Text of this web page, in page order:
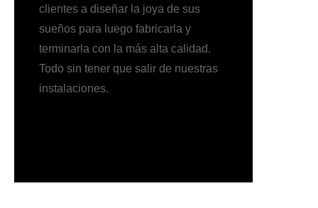
clientes a diseñar la joya de sus
sueños para luego fabricarla y
terminarla con la más alta calidad.
Todo sin tener que salir de nuestras
instalaciones.